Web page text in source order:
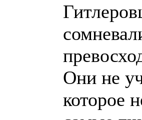
Они не
которое